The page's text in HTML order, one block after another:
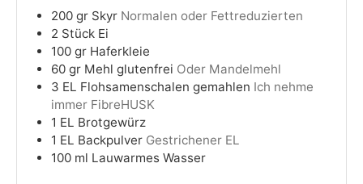
200 gr Skyr Normalen oder Fettreduzierten
2 Stück Ei
100 gr Haferkleie
60 gr Mehl glutenfrei Oder Mandelmehl
3 EL Flohsamenschalen gemahlen Ich nehme
immer FibreHUSK
1 EL Brotgewürz
1 EL Backpulver Gestrichener EL
100 ml Lauwarmes Wasser